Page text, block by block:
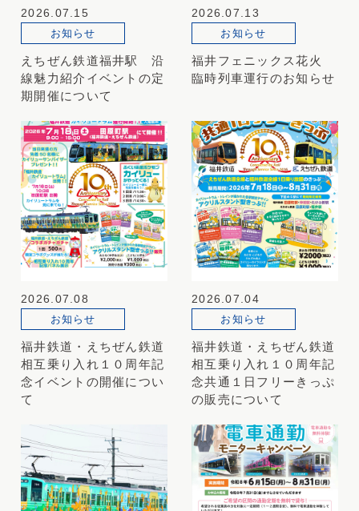
2026.07.15
お知らせ
えちぜん鉄道福井駅 沿
線魅力紹介イベントの定
期開催について
2026.07.13
お知らせ
福井フェニックス花火
臨時列車運行のお知らせ
2026.07.08
お知らせ
福井鉄道・えちぜん鉄道
相互乗り入れ１０周年記
念イベントの開催につい
て
2026.07.04
お知らせ
福井鉄道・えちぜん鉄道
相互乗り入れ１０周年記
念共通１日フリーきっぷ
の販売について